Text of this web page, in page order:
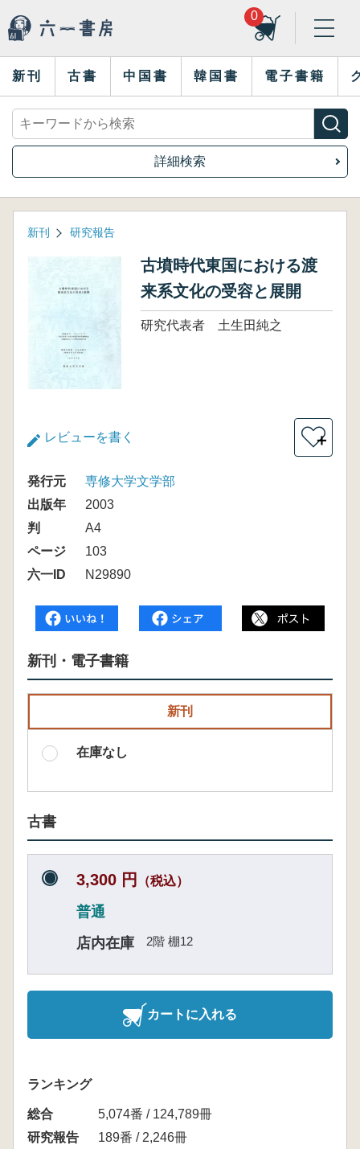
0
新刊 古書 中国書 韓国書 電子書籍
詳細検索
新刊 研究報告
古墳時代東国における渡
来系文化の受容と展開
研究代表者 土生田純之
レビューを書く ＋
発行元
専修大学文学部
出版年
2003
判
A4
ページ
103
六一ID
N29890
新刊・電子書籍
新刊
在庫なし
古書
3,300 円 （税込）
普通
店内在庫
2階 棚12
カートに入れる
ランキング
総合
5,074番 / 124,789冊
研究報告
189番 / 2,246冊